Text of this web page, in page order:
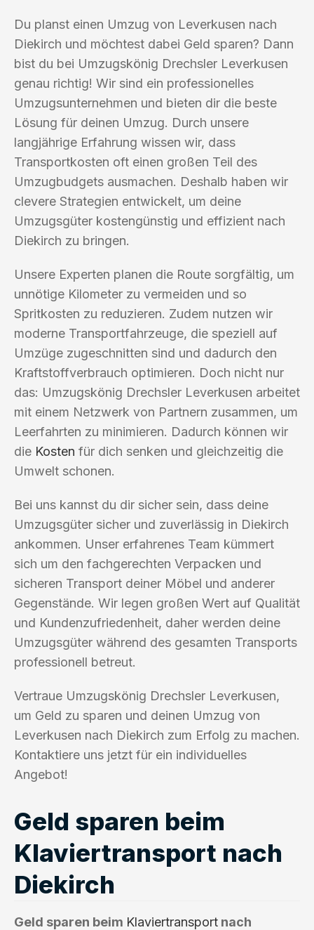
Du planst einen Umzug von Leverkusen nach
Diekirch und möchtest dabei Geld sparen? Dann
bist du bei Umzugskönig Drechsler Leverkusen
genau richtig! Wir sind ein professionelles
Umzugsunternehmen und bieten dir die beste
Lösung für deinen Umzug. Durch unsere
langjährige Erfahrung wissen wir, dass
Transportkosten oft einen großen Teil des
Umzugbudgets ausmachen. Deshalb haben wir
clevere Strategien entwickelt, um deine
Umzugsgüter kostengünstig und effizient nach
Diekirch zu bringen.
Unsere Experten planen die Route sorgfältig, um
unnötige Kilometer zu vermeiden und so
Spritkosten zu reduzieren. Zudem nutzen wir
moderne Transportfahrzeuge, die speziell auf
Umzüge zugeschnitten sind und dadurch den
Kraftstoffverbrauch optimieren. Doch nicht nur
das: Umzugskönig Drechsler Leverkusen arbeitet
mit einem Netzwerk von Partnern zusammen, um
Leerfahrten zu minimieren. Dadurch können wir
die Kosten für dich senken und gleichzeitig die
Umwelt schonen.
Bei uns kannst du dir sicher sein, dass deine
Umzugsgüter sicher und zuverlässig in Diekirch
ankommen. Unser erfahrenes Team kümmert
sich um den fachgerechten Verpacken und
sicheren Transport deiner Möbel und anderer
Gegenstände. Wir legen großen Wert auf Qualität
und Kundenzufriedenheit, daher werden deine
Umzugsgüter während des gesamten Transports
professionell betreut.
Vertraue Umzugskönig Drechsler Leverkusen,
um Geld zu sparen und deinen Umzug von
Leverkusen nach Diekirch zum Erfolg zu machen.
Kontaktiere uns jetzt für ein individuelles
Angebot!
Geld sparen beim
Klaviertransport nach
Diekirch
Geld sparen beim Klaviertransport nach